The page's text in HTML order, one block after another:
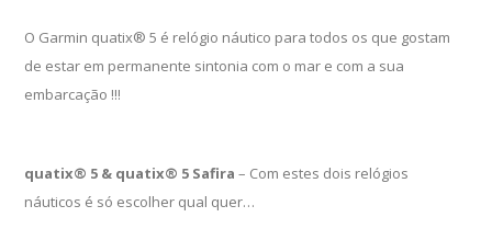
O Garmin quatix® 5 é relógio náutico para todos os que gostam
de estar em permanente sintonia com o mar e com a sua
embarcação !!!
quatix® 5 & quatix® 5 Safira – Com estes dois relógios
náuticos é só escolher qual quer…